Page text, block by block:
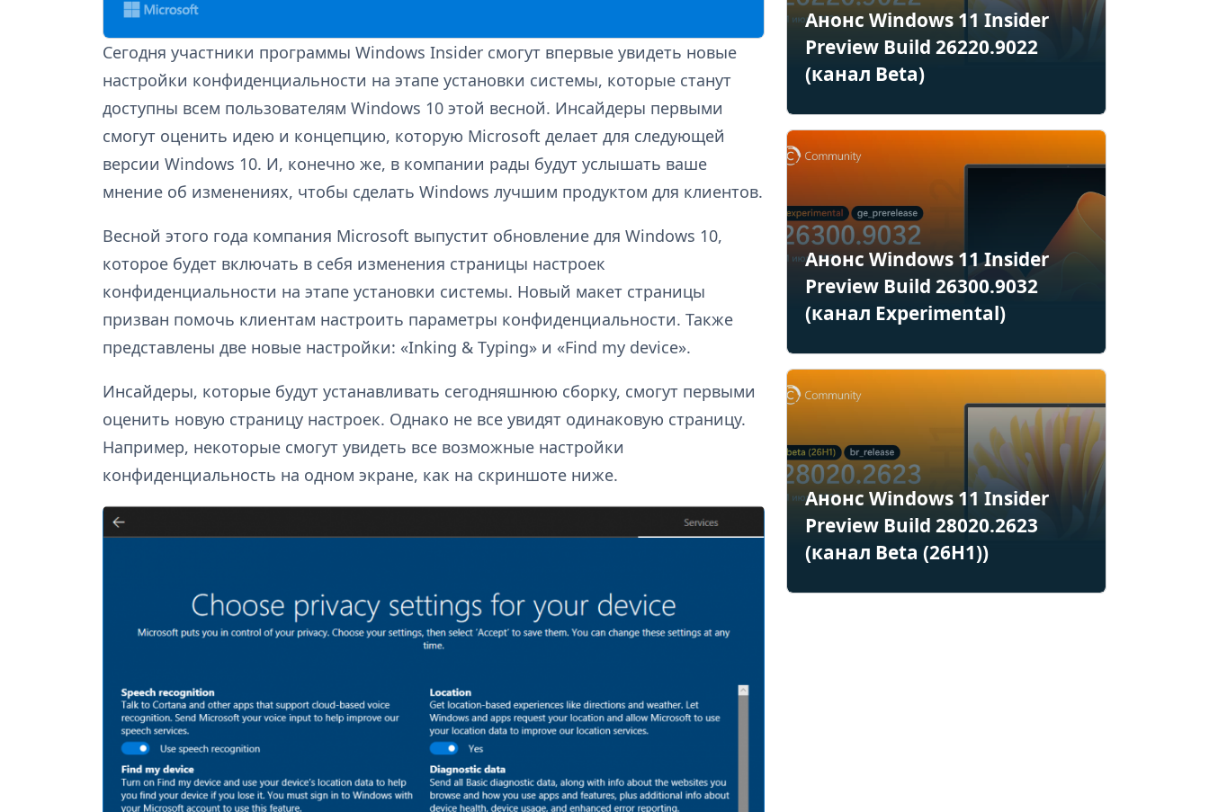
Сегодня участники программы Windows Insider смогут впервые увидеть новые
настройки конфиденциальности на этапе установки системы, которые станут
доступны всем пользователям Windows 10 этой весной. Инсайдеры первыми
смогут оценить идею и концепцию, которую Microsoft делает для следующей
версии Windows 10. И, конечно же, в компании рады будут услышать ваше
мнение об изменениях, чтобы сделать Windows лучшим продуктом для клиентов.
Весной этого года компания Microsoft выпустит обновление для Windows 10,
которое будет включать в себя изменения страницы настроек
конфиденциальности на этапе установки системы. Новый макет страницы
призван помочь клиентам настроить параметры конфиденциальности. Также
представлены две новые настройки: «Inking & Typing» и «Find my device».
Инсайдеры, которые будут устанавливать сегодняшнюю сборку, смогут первыми
оценить новую страницу настроек. Однако не все увидят одинаковую страницу.
Например, некоторые смогут увидеть все возможные настройки
конфиденциальность на одном экране, как на скриншоте ниже.
Анонс Windows 11 Insider
Preview Build 26220.9022
(канал Beta)
Анонс Windows 11 Insider
Preview Build 26300.9032
(канал Experimental)
Анонс Windows 11 Insider
Preview Build 28020.2623
(канал Beta (26H1))